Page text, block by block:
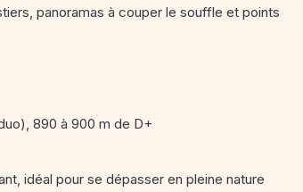
panoramas à couper le souffle et points
890 à 900 m de D+
idéal pour se dépasser en pleine nature